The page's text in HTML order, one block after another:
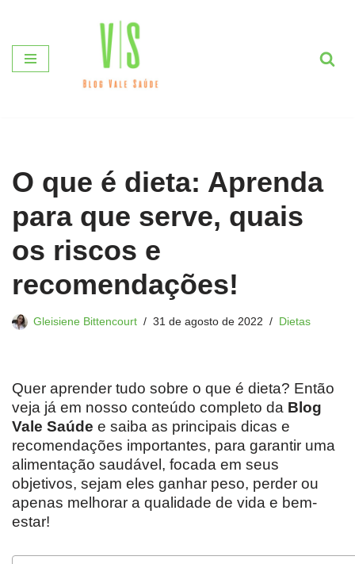
Pular
para
O que é dieta: Aprenda
para que serve, quais
os riscos e
recomendações!
Gleisiene Bittencourt 31 de agosto de 2022 Dietas
Quer aprender tudo sobre o que é dieta? Então
veja já em nosso conteúdo completo da Blog
Vale Saúde e saiba as principais dicas e
recomendações importantes, para garantir uma
alimentação saudável, focada em seus
objetivos, sejam eles ganhar peso, perder ou
apenas melhorar a qualidade de vida e bem-
estar!